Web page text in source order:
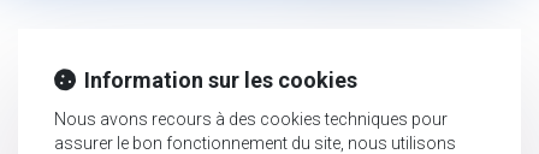
Information sur les cookies
Nous avons recours à des cookies techniques pour
assurer le bon fonctionnement du site, nous utilisons